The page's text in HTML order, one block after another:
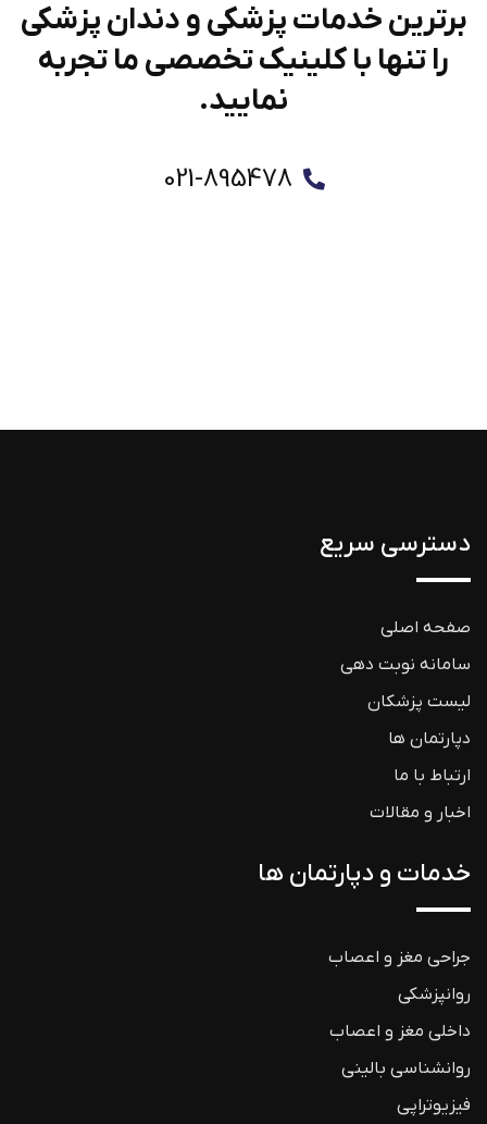
برترین خدمات پزشکی و دندان پزشکی
را تنها با کلینیک تخصصی ما تجربه
نمایید.
021-895478
دسترسی سریع
صفحه اصلی
سامانه نوبت دهی
لیست پزشکان
دپارتمان ها
ارتباط با ما
اخبار و مقالات
خدمات و دپارتمان ها
جراحی مغز و اعصاب
روانپزشکی
داخلی مغز و اعصاب
روانشناسی بالینی
فیزیوتراپی